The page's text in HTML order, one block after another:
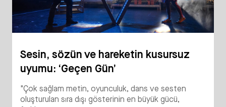
Sesin, sözün ve hareketin kusursuz
uyumu: ‘Geçen Gün’
"Çok sağlam metin, oyunculuk, dans ve sesten
oluşturulan sıra dışı gösterinin en büyük gücü,